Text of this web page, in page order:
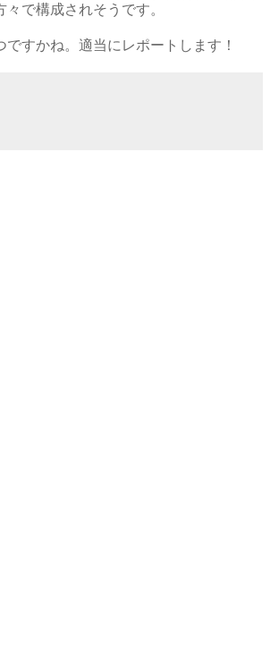
で構成されそうです。
ですかね。適当にレポートします！